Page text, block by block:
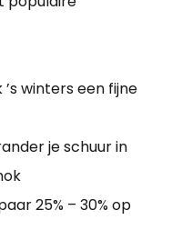
’s winters een fijne
je schuur in
25% – 30% op